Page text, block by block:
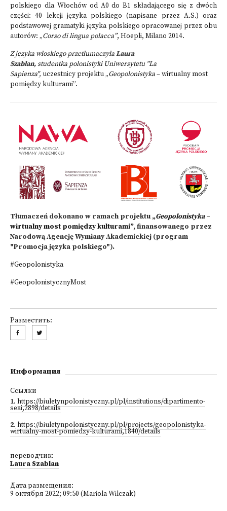
polskiego dla Włochów od A0 do B1 składającego się z dwóch
części: 40 lekcji języka polskiego (napisane przez A.S.) oraz
podstawowej gramatyki języka polskiego opracowanej przez obu
autorów: „Corso di lingua polacca”, Hoepli, Milano 2014.
Z języka włoskiego przetłumaczyłaLaura
Szablan,studentka polonistyki Uniwersytetu "La
Sapienza", uczestnicy projektu„Geopolonistyka– wirtualny most
pomiędzy kulturami”.
Tłumaczeń dokonano w ramach projektu „Geopolonistyka–
wirtualny most pomiędzy kulturami”, finansowanego przez
Narodową Agencję Wymiany Akademickiej (program
"Promocja języka polskiego").
#Geopolonistyka
#GeopolonistycznyMost
Разместить:
Информация
Ссылки
1. https://biuletynpolonistyczny.pl/pl/institutions/dipartimento-
seai,2898/details
2. https://biuletynpolonistyczny.pl/pl/projects/geopolonistyka-
wirtualny-most-pomiedzy-kulturami,1840/details
переводчик:
Laura Szablan
Дата размещения:
9 октября 2022; 09:50 (Mariola Wilczak)